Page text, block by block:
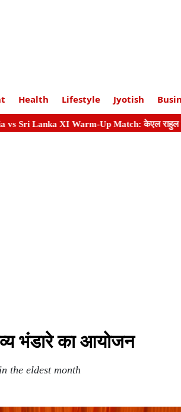
Health Lifestyle Jyotish
भव्य भंडारे का आयोजन
the eldest month